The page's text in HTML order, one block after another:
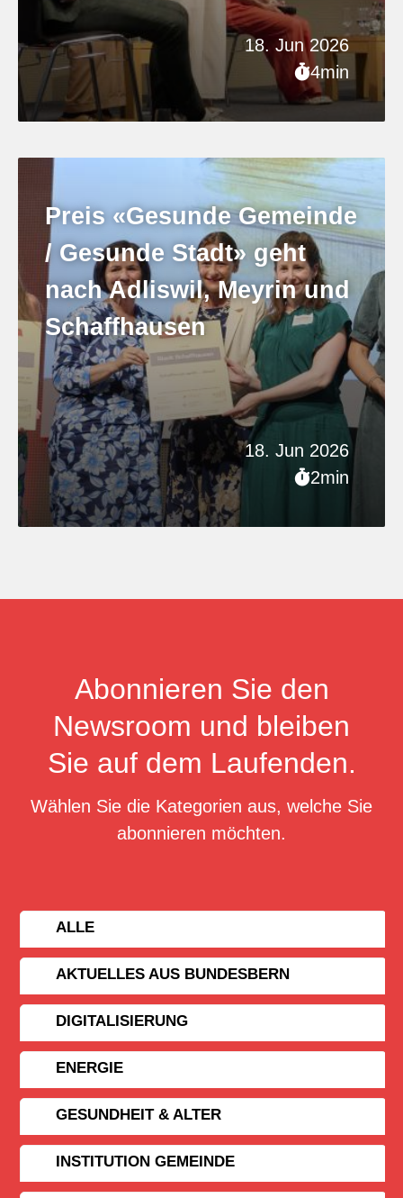
18. Jun 2026
4min
18. Jun 2026
2min
Preis «Gesunde Gemeinde
/ Gesunde Stadt» geht
nach Adliswil, Meyrin und
Schaffhausen
Abonnieren Sie den
Newsroom und bleiben
Sie auf dem Laufenden.
Wählen Sie die Kategorien aus, welche Sie
abonnieren möchten.
ALLE
AKTUELLES AUS BUNDESBERN
DIGITALISIERUNG
ENERGIE
GESUNDHEIT & ALTER
INSTITUTION GEMEINDE